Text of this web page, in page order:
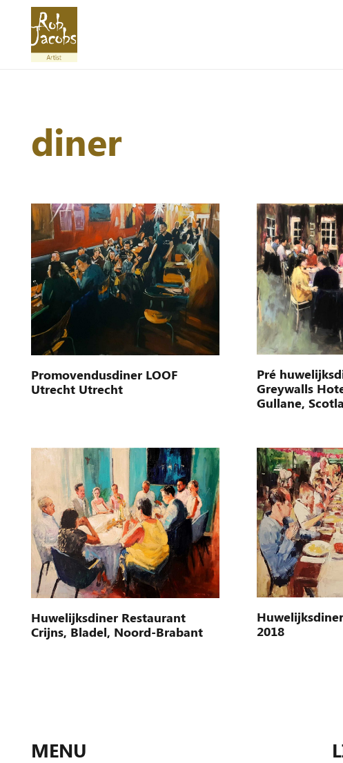
diner
Promovendusdiner LOOF
Utrecht Utrecht
Pré
Greywalls
Gullane,
Huwelijksdiner Restaurant
Crijns, Bladel, Noord-Brabant
2018
MENU